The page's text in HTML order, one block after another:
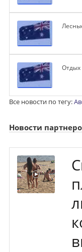
Отдых
Все новости по тегу:
Новости